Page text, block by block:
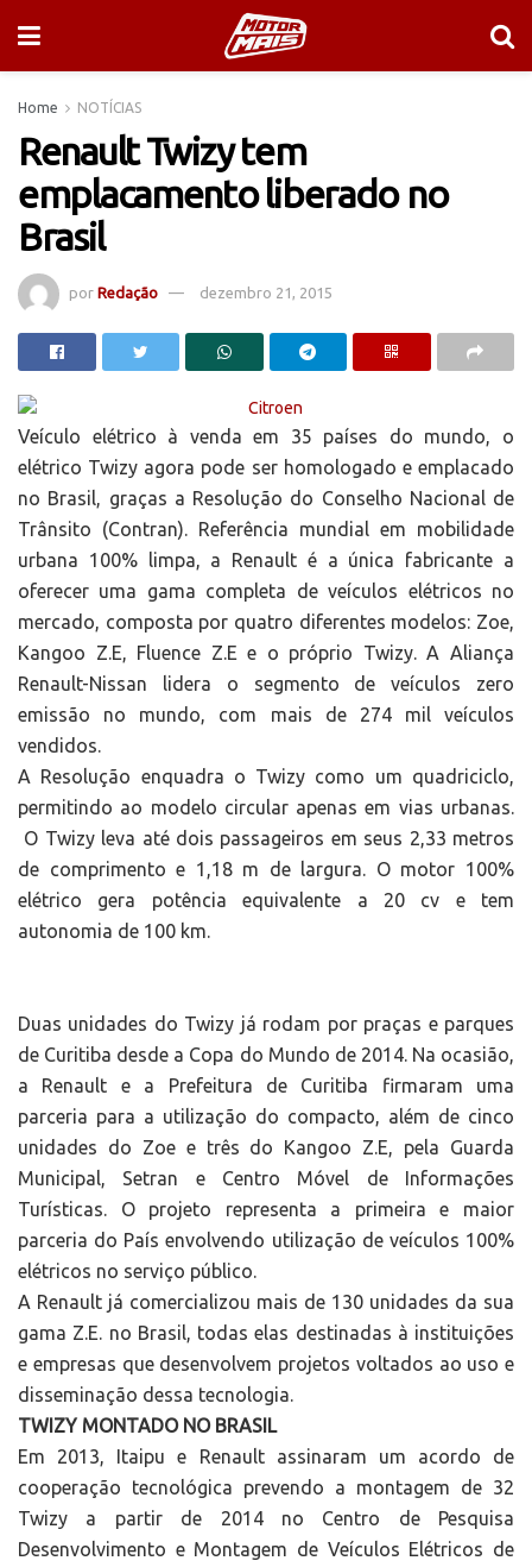
Home NOTÍCIAS
Renault Twizy tem
emplacamento liberado no
Brasil
por Redação dezembro 21, 2015
Veículo elétrico à venda em 35 países do mundo, o
elétrico Twizy agora pode ser homologado e emplacado
no Brasil, graças a Resolução do Conselho Nacional de
Trânsito (Contran). Referência mundial em mobilidade
urbana 100% limpa, a Renault é a única fabricante a
oferecer uma gama completa de veículos elétricos no
mercado, composta por quatro diferentes modelos: Zoe,
Kangoo Z.E, Fluence Z.E e o próprio Twizy. A Aliança
Renault-Nissan lidera o segmento de veículos zero
emissão no mundo, com mais de 274 mil veículos
vendidos.
A Resolução enquadra o Twizy como um quadriciclo,
permitindo ao modelo circular apenas em vias urbanas.
O Twizy leva até dois passageiros em seus 2,33 metros
de comprimento e 1,18 m de largura. O motor 100%
elétrico gera potência equivalente a 20 cv e tem
autonomia de 100 km.
Duas unidades do Twizy já rodam por praças e parques
de Curitiba desde a Copa do Mundo de 2014. Na ocasião,
a Renault e a Prefeitura de Curitiba firmaram uma
parceria para a utilização do compacto, além de cinco
unidades do Zoe e três do Kangoo Z.E, pela Guarda
Municipal, Setran e Centro Móvel de Informações
Turísticas. O projeto representa a primeira e maior
parceria do País envolvendo utilização de veículos 100%
elétricos no serviço público.
A Renault já comercializou mais de 130 unidades da sua
gama Z.E. no Brasil, todas elas destinadas à instituições
e empresas que desenvolvem projetos voltados ao uso e
disseminação dessa tecnologia.
TWIZY MONTADO NO BRASIL
Em 2013, Itaipu e Renault assinaram um acordo de
cooperação tecnológica prevendo a montagem de 32
Twizy a partir de 2014 no Centro de Pesquisa
Desenvolvimento e Montagem de Veículos Elétricos de